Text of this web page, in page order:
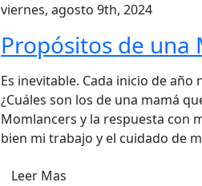
viernes, agosto 9th, 2024
Propósitos de una
Es inevitable. Cada inicio de
¿Cuáles son los de una mamá
Momlancers y la respuesta con
bien mi trabajo y el cuidado de
Leer Mas